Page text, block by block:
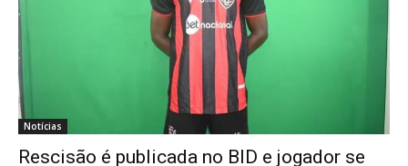
Notícias
Rescisão é publicada no BID e jogador se